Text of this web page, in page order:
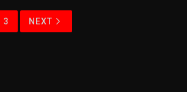
3 NEXT